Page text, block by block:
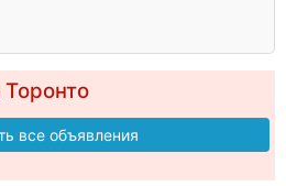
все объявления